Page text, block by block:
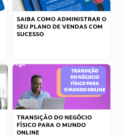
SAIBA COMO ADMINISTRAR O
SEU PLANO DE VENDAS COM
SUCESSO
TRANSIÇÃO DO NEGÓCIO
FÍSICO PARA O MUNDO
ONLINE